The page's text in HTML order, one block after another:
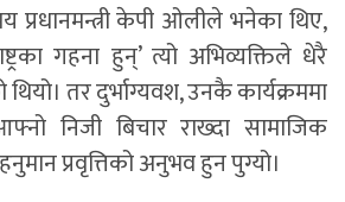
केपी ओलीले भनेका थिए,
गहना हुन्’ त्यो अभिव्यक्तिले धेरै
तर दुर्भाग्यवश, उनकै कार्यक्रममा
निजी बिचार राख्दा सामाजिक
प्रवृत्तिको अनुभव हुन पुग्यो।